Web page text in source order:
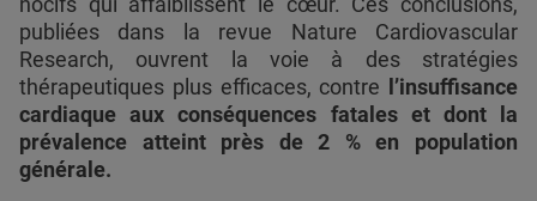
publiées dans la revue Nature Cardiovascular
Research, ouvrent la voie à des stratégies
thérapeutiques plus efficaces, contre
l’insuffisance
cardiaque aux conséquences fatales et dont la
prévalence atteint près de 2 % en population
générale.